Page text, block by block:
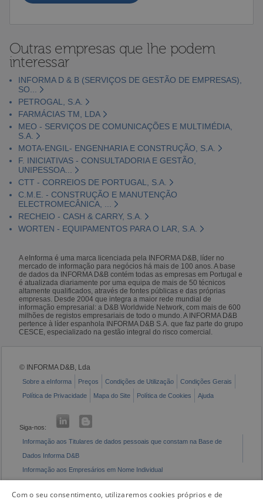
Outras empresas que lhe podem
interessar
INFORMA D & B (SERVIÇOS DE GESTÃO DE EMPRESAS),
SO...
PETROGAL, S.A.
FARMÁCIAS TM, LDA
MEO - SERVIÇOS DE COMUNICAÇÕES E MULTIMÉDIA,
S.A.
MOTA-ENGIL- ENGENHARIA E CONSTRUÇÃO, S.A.
F. INICIATIVAS - CONSULTADORIA E GESTÃO,
UNIPESSOA...
CTT - CORREIOS DE PORTUGAL, S.A.
C.M.E. - CONSTRUÇÃO E MANUTENÇÃO
ELECTROMECÂNICA, ...
RECHEIO - CASH & CARRY, S.A.
WORTEN - EQUIPAMENTOS PARA O LAR, S.A.
A eInforma é uma marca licenciada pela INFORMA D&B, líder no
mercado de informação para negócios há mais de 100 anos. A base
de dados da INFORMA D&B contém todas as empresas em Portugal e
é atualizada diariamente por uma equipa de mais de 50 técnicos
altamente qualificados, através de fontes públicas e das próprias
empresas. Desde 2004 que integra a maior rede mundial de
informação empresarial: a D&B Worldwide Network, com mais de 600
milhões de registos empresariais de todo o mundo. A INFORMA D&B
pertence à líder espanhola INFORMA D&B S.A. que faz parte do grupo
CESCE, especializado na gestão integral do risco comercial.
© INFORMA D&B, Lda
Sobre a eInforma Preços Condições de Utilização
Condições Gerais
Política de Privacidade
Mapa do Site Política de Cookies Ajuda
Siga-nos:
Informação aos Titulares de dados pessoais que constam na Base de
Dados Informa D&B
Informação aos Empresários em Nome Individual
Com o seu consentimento, utilizaremos cookies próprios e de